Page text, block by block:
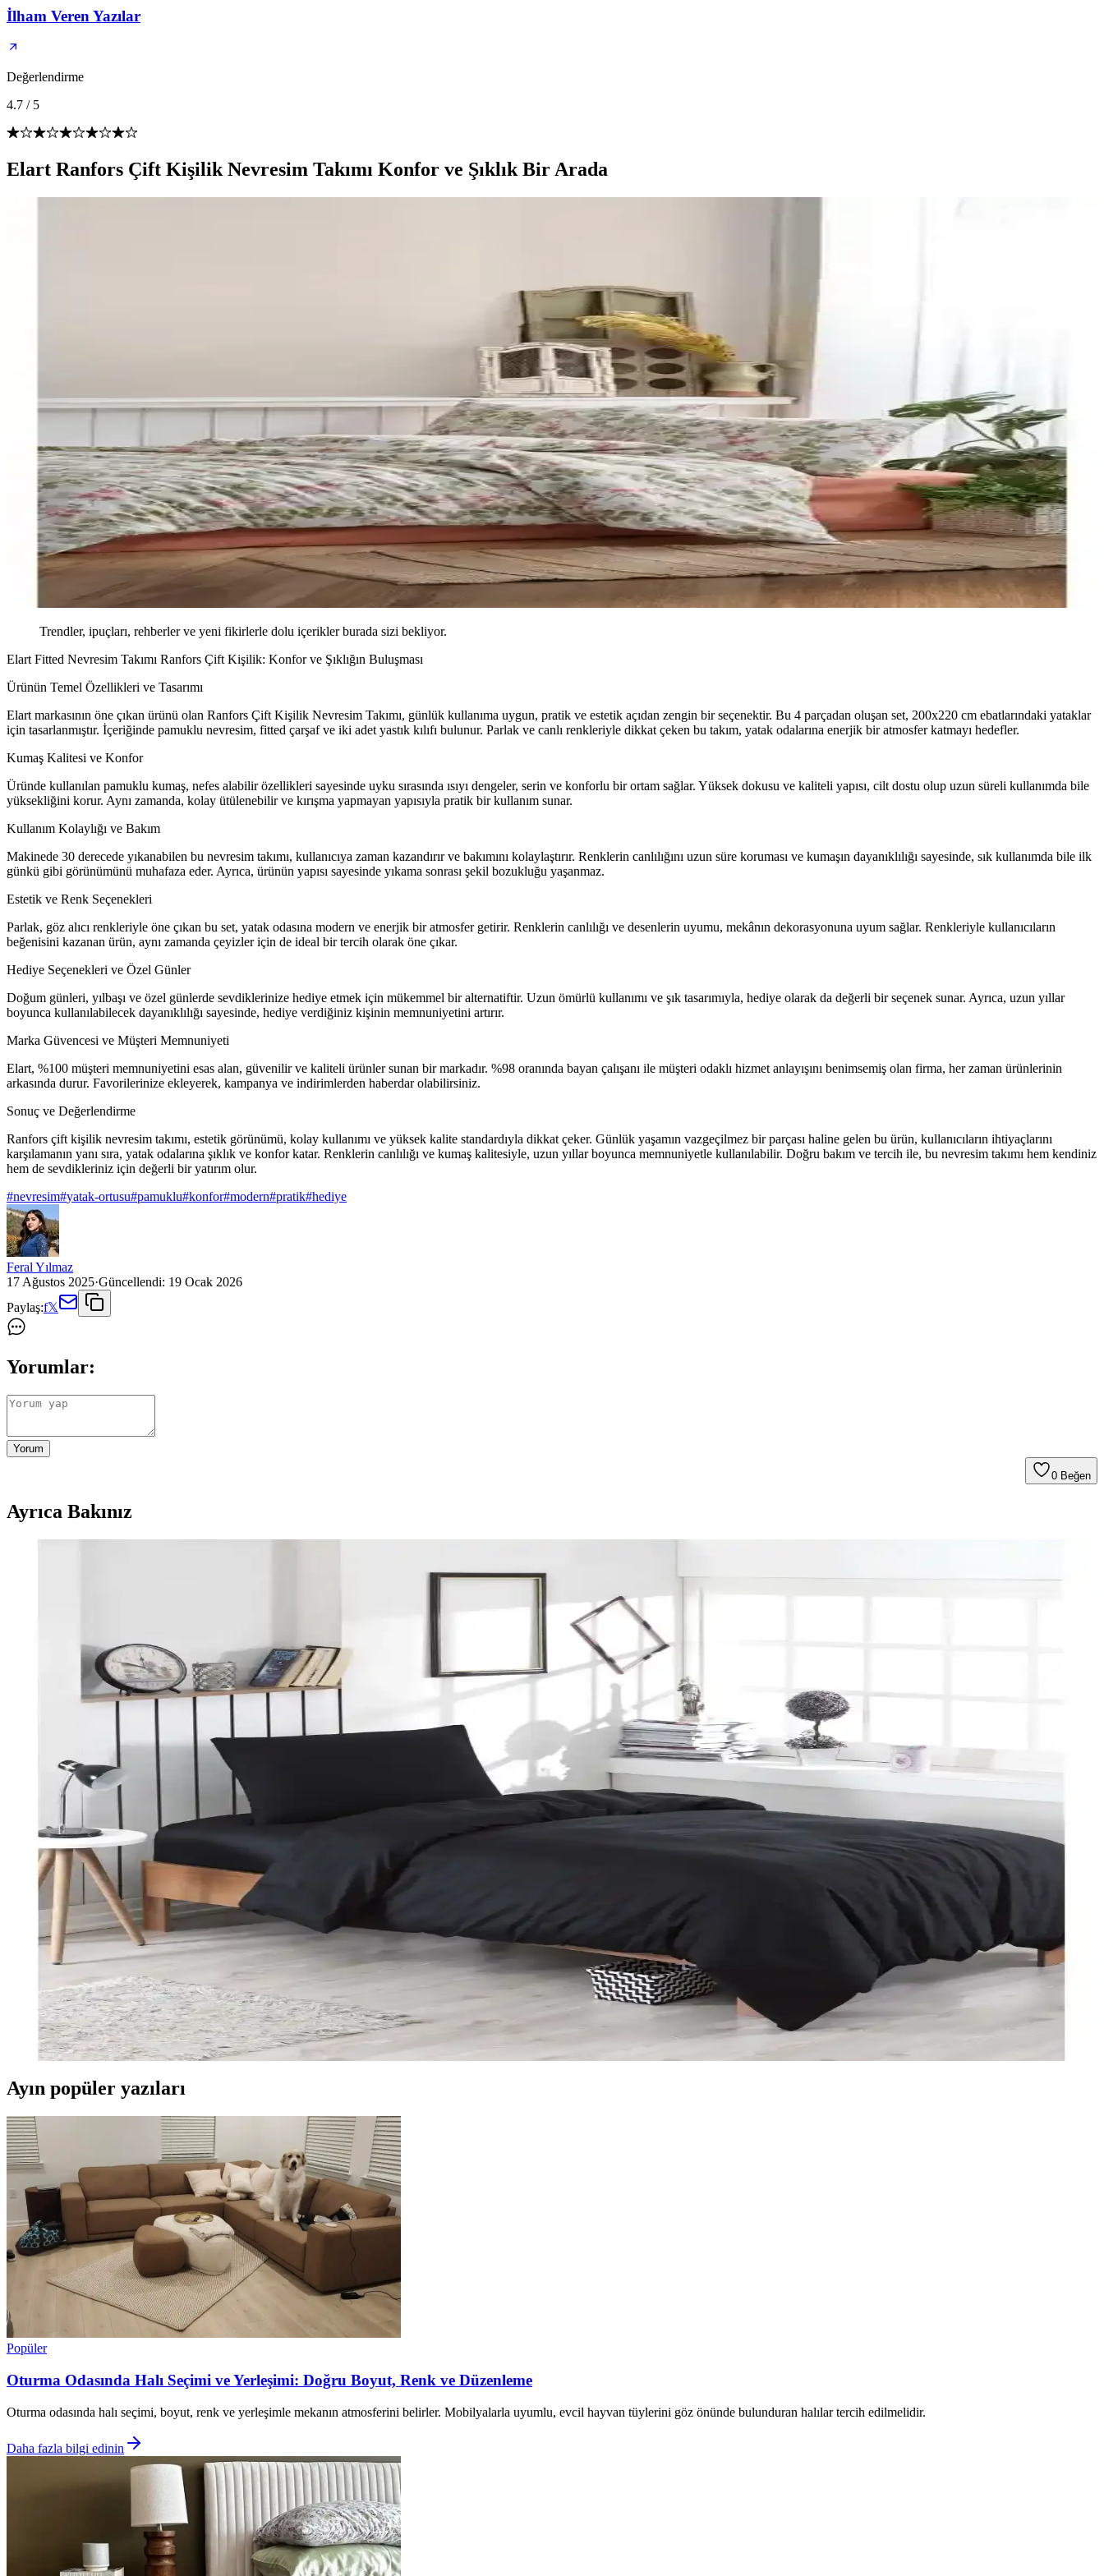
İlham Veren Yazılar
Değerlendirme
4.7 / 5
Elart Ranfors Çift Kişilik Nevresim Takımı Konfor ve Şıklık Bir Arada
Trendler, ipuçları, rehberler ve yeni fikirlerle dolu içerikler burada sizi bekliyor.
Elart Fitted Nevresim Takımı Ranfors Çift Kişilik: Konfor ve Şıklığın Buluşması
Ürünün Temel Özellikleri ve Tasarımı
Elart markasının öne çıkan ürünü olan Ranfors Çift Kişilik Nevresim Takımı, günlük kullanıma uygun, pratik ve estetik açıdan zengin bir seçenektir. Bu 4 parçadan oluşan set, 200x220 cm ebatlarındaki yataklar
için tasarlanmıştır. İçeriğinde pamuklu nevresim, fitted çarşaf ve iki adet yastık kılıfı bulunur. Parlak ve canlı renkleriyle dikkat çeken bu takım, yatak odalarına enerjik bir atmosfer katmayı hedefler.
Kumaş Kalitesi ve Konfor
Üründe kullanılan pamuklu kumaş, nefes alabilir özellikleri sayesinde uyku sırasında ısıyı dengeler, serin ve konforlu bir ortam sağlar. Yüksek dokusu ve kaliteli yapısı, cilt dostu olup uzun süreli kullanımda bile
yüksekliğini korur. Aynı zamanda, kolay ütülenebilir ve kırışma yapmayan yapısıyla pratik bir kullanım sunar.
Kullanım Kolaylığı ve Bakım
Makinede 30 derecede yıkanabilen bu nevresim takımı, kullanıcıya zaman kazandırır ve bakımını kolaylaştırır. Renklerin canlılığını uzun süre koruması ve kumaşın dayanıklılığı sayesinde, sık kullanımda bile ilk
günkü gibi görünümünü muhafaza eder. Ayrıca, ürünün yapısı sayesinde yıkama sonrası şekil bozukluğu yaşanmaz.
Estetik ve Renk Seçenekleri
Parlak, göz alıcı renkleriyle öne çıkan bu set, yatak odasına modern ve enerjik bir atmosfer getirir. Renklerin canlılığı ve desenlerin uyumu, mekânın dekorasyonuna uyum sağlar. Renkleriyle kullanıcıların
beğenisini kazanan ürün, aynı zamanda çeyizler için de ideal bir tercih olarak öne çıkar.
Hediye Seçenekleri ve Özel Günler
Doğum günleri, yılbaşı ve özel günlerde sevdiklerinize hediye etmek için mükemmel bir alternatiftir. Uzun ömürlü kullanımı ve şık tasarımıyla, hediye olarak da değerli bir seçenek sunar. Ayrıca, uzun yıllar
boyunca kullanılabilecek dayanıklılığı sayesinde, hediye verdiğiniz kişinin memnuniyetini artırır.
Marka Güvencesi ve Müşteri Memnuniyeti
Elart, %100 müşteri memnuniyetini esas alan, güvenilir ve kaliteli ürünler sunan bir markadır. %98 oranında bayan çalışanı ile müşteri odaklı hizmet anlayışını benimsemiş olan firma, her zaman ürünlerinin
arkasında durur. Favorilerinize ekleyerek, kampanya ve indirimlerden haberdar olabilirsiniz.
Sonuç ve Değerlendirme
Ranfors çift kişilik nevresim takımı, estetik görünümü, kolay kullanımı ve yüksek kalite standardıyla dikkat çeker. Günlük yaşamın vazgeçilmez bir parçası haline gelen bu ürün, kullanıcıların ihtiyaçlarını
karşılamanın yanı sıra, yatak odalarına şıklık ve konfor katar. Renklerin canlılığı ve kumaş kalitesiyle, uzun yıllar boyunca memnuniyetle kullanılabilir. Doğru bakım ve tercih ile, bu nevresim takımı hem kendiniz
hem de sevdikleriniz için değerli bir yatırım olur.
#nevresim#yatak-ortusu#pamuklu#konfor#modern#pratik#hediye
Feral Yılmaz
17 Ağustos 2025·Güncellendi: 19 Ocak 2026
Paylaş:f𝕏
Yorumlar:
Yorum
0 Beğen
Ayrıca Bakınız
Perde ve nevresim uyumu, krem ve magnolia tonlarındaki odalarda mekanın estetiğini artırır. Kırmızı, kahverengi ve turuncu tonlarıyla uyumlu renk ve desen önerileri sunulmaktadır.
Yılbaşı Nevresimleri ile Ev Dekorasyonunuzu Geliştirin ve Atmosferinizi Zenginleştirin
Yılbaşı nevresimleri, renk, motif ve malzeme seçimleriyle evinizde özel bir atmosfer yaratır. Dekorasyon detaylarıyla yılbaşı ruhunu yansıtın ve yeni yılı sevdiklerinizle kutlayın.
Karaca Home Lavin %100 Pamuk Çift Kişilik Nevresim Takımı Modern ve Şık Tasarım
Karaca Home’un Lavin nevresim takımı, %100 pamuklu kumaşı, Adaçayı rengi ve modern tasarımıyla yatak odalarına şıklık ve rahatlık katıyor. Uzun ömürlü ve kolay bakım özellikleriyle ideal bir tercih.
Özdilek Colormix ve Valoroso Çift Kişilik Nevresim Takımları Karşılaştırması
Bu karşılaştırmada Özdilek Colormix ve Valoroso nevresim takımlarının kumaş özellikleri, tasarım ve kullanıcı yorumları detaylı inceleniyor.
Taç Lisanslı Kuromi Temalı Tek Kişilik Pamuklu Nevresim Takımı Detayları
%100 pamuklu Kuromi nevresim takımı, genç ve dinamik tasarımıyla rahatlık ve şıklığı bir arada sunar. Yüksek kalite malzeme ve pratik kullanım özellikleriyle ideal yatak odası seçeneği.
Karaca Home Nevresim Takımları Karşılaştırması: Malzeme, Tasarım ve Kullanıcı Yorumları
İki farklı Karaca Home nevresim takımı detaylı karşılaştırmasıyla malzeme, tasarım ve kullanıcı yorumlarını keşfedin. Konfor ve estetik açısından önemli bilgiler içerir.
Özdilek Tek Kişilik Nevresim Takımları: Konfor ve Şıklık Sunan Seçenekler
Özdilek'in çeşitli tasarımlarıyla, konfor ve şıklığı bir arada sunan tek kişilik nevresim takımları, kaliteli kumaşlar ve uygun fiyat seçenekleriyle odanızı yenilemenize yardımcı olur.
Modern Yatak Odası Dekorasyonunda Siyah Tek Kişilik Nevresim Takımı Seçenekleri ve İpuçları
Modern yatak odalarında siyah tek kişilik nevresim takımları, şıklık ve fonksiyonelliği bir arada sunar. Kaliteli malzeme ve doğru bakım ile uzun ömür sağlar, dekorasyona şıklık katar.
Ayın popüler yazıları
Popüler
Oturma Odasında Halı Seçimi ve Yerleşimi: Doğru Boyut, Renk ve Düzenleme
Oturma odasında halı seçimi, boyut, renk ve yerleşimle mekanın atmosferini belirler. Mobilyalarla uyumlu, evcil hayvan tüylerini göz önünde bulunduran halılar tercih edilmelidir.
Daha fazla bilgi edinin